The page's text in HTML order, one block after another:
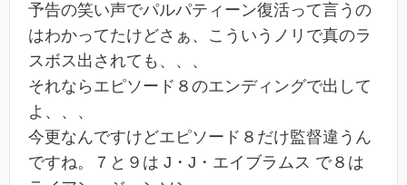
予告の笑い声でパルパティーン復活って言うの
はわかってたけどさぁ、こういうノリで真のラ
スボス出されても、、、
それならエピソード８のエンディングで出して
よ、、、
今更なんですけどエピソード８だけ監督違うん
ですね。７と９は J・J・エイブラムス で８は